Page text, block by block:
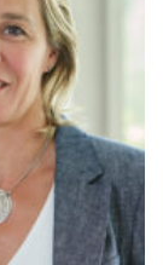
2025. Le